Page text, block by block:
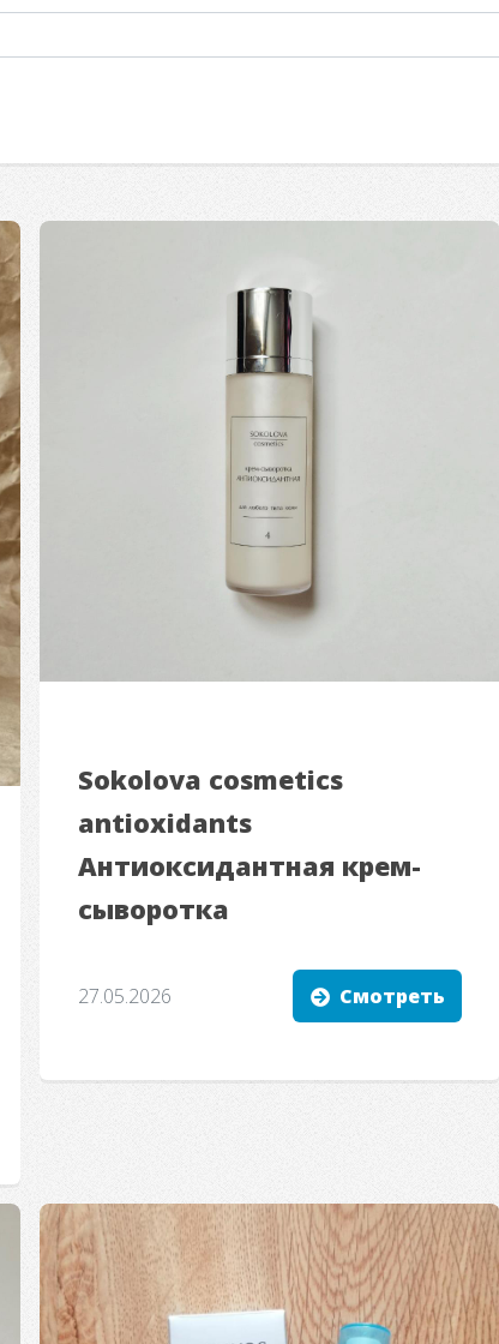
Sokolova cosmetics
antioxidants
Антиоксидантная крем-
сыворотка
27.05.2026 Смотреть